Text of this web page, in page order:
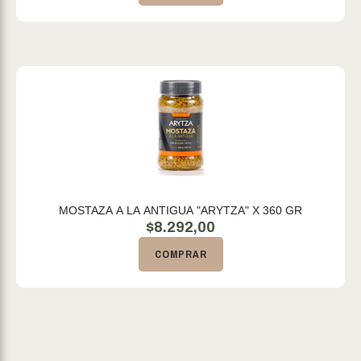
MOSTAZA A LA ANTIGUA "ARYTZA" X 360 GR
$8.292,00
COMPRAR